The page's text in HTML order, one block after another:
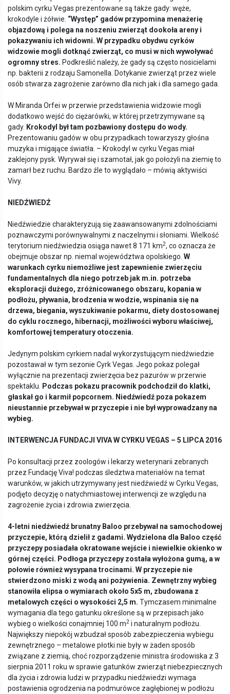
polskim cyrku Vegas prezentowane są także gady: węże,
krokodyle i żółwie. “Występ” gadów przypomina menażerię
objazdową i polega na noszeniu zwierząt dookoła areny i
pokazywaniu ich widowni. W przypadku obydwu cyrków
widzowie mogli dotknąć zwierząt, co musi w nich wywoływać
ogromny stres. Podkreślić należy, że gady są często nosicielami
np. bakterii z rodzaju Samonella. Dotykanie zwierząt przez wiele
osób stwarza zagrożenie zarówno dla nich jak i dla samego gada.
W Miranda Orfei w przerwie przedstawienia widzowie mogli
dodatkowo wejść do ciężarówki, w której przetrzymywane są
gady. Krokodyl był tam pozbawiony dostępu do wody.
Prezentowaniu gadów w obu przypadkach towarzyszy głośna
muzyka i migające światła. – Krokodyl w cyrku Vegas miał
zaklejony pysk. Wyrywał się i szamotał, jak go położyli na ziemię to
zamarł bez ruchu. Bardzo źle to wyglądało – mówią aktywiści
Vivy.
NIEDŹWIEDŹ
Niedźwiedzie charakteryzują się zaawansowanymi zdolnościami
poznawczymi porównywalnymi z naczelnymi i słoniami. Wielkość
terytorium niedźwiedzia osiąga nawet 8 171 km2, co oznacza że
obejmuje obszar np. niemal województwa opolskiego. W
warunkach cyrku niemożliwe jest zapewnienie zwierzęciu
fundamentalnych dla niego potrzeb jak m.in. potrzeba
eksploracji dużego, zróżnicowanego obszaru, kopania w
podłożu, pływania, brodzenia w wodzie, wspinania się na
drzewa, biegania, wyszukiwanie pokarmu, diety dostosowanej
do cyklu rocznego, hibernacji, możliwości wyboru właściwej,
komfortowej temperatury otoczenia.
Jedynym polskim cyrkiem nadal wykorzystującym niedźwiedzie
pozostawał w tym sezonie Cyrk Vegas. Jego pokaz polegał
wyłącznie na prezentacji zwierzęcia bez pazurów w przerwie
spektaklu.
Podczas pokazu pracownik podchodził do klatki,
głaskał go i karmił popcornem. Niedźwiedź poza pokazem
nieustannie przebywał w przyczepie i nie był wyprowadzany na
wybieg.
INTERWENCJA FUNDACJI VIVA W CYRKU VEGAS – 5 LIPCA 2016
Po konsultacji przez zoologów i lekarzy weterynarii zebranych
przez Fundację Viva! podczas śledztwa materiałów na temat
warunków, w jakich utrzymywany jest niedźwiedź w Cyrku Vegas,
podjęto decyzję o natychmiastowej interwencji ze względu na
zagrożenie życia i zdrowia zwierzęcia.
4-letni niedźwiedź brunatny Baloo przebywał na samochodowej
przyczepie, którą dzielił z gadami. Wydzielona dla Baloo część
przyczepy posiadała okratowane wejście i niewielkie okienko w
górnej części. Podłoga przyczepy została wyłożona gumą, a w
połowie również wysypana trocinami. W przyczepie nie
stwierdzono miski z wodą ani pożywienia. Zewnętrzny wybieg
stanowiła elipsa o wymiarach około 5x5 m, zbudowana z
metalowych części o wysokości 2,5 m. Tymczasem minimalne
wymagania dla tego gatunku określone są w przepisach jako
wybieg o wielkości conajmniej 100 m2 i naturalnym podłożu.
Największy niepokój wzbudzał sposób zabezpieczenia wybiegu
zewnętrznego – metalowe płotki nie były w żaden sposób
związane z ziemią, choć rozporządzenie ministra środowiska z 3
sierpnia 2011 roku w sprawie gatunków zwierząt niebezpiecznych
dla życia i zdrowia ludzi w przypadku niedźwiedzi wymaga
postawienia ogrodzenia na podmurówce zagłębionej w podłożu